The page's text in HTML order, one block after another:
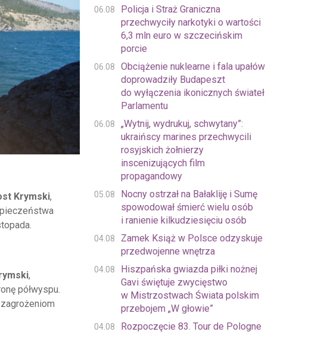
Krymski,
,
półwyspu.
06.08
Policja i Straż Graniczna
przechwyciły narkotyki o wartości
6,3 mln euro w szczecińskim
porcie
06.08
Obciążenie nuklearne i fala upałów
doprowadziły Budapeszt
do wyłączenia ikonicznych świateł
Parlamentu
06.08
„Wytnij, wydrukuj, schwytany”:
ukraińscy marines przechwycili
rosyjskich żołnierzy
inscenizujących film
propagandowy
05.08
Nocny ostrzał na Bałakliję i Sumę
spowodował śmierć wielu osób
i ranienie kilkudziesięciu osób
04.08
Zamek Książ w Polsce odzyskuje
przedwojenne wnętrza
04.08
Hiszpańska gwiazda piłki nożnej
Gavi świętuje zwycięstwo
w Mistrzostwach Świata polskim
przebojem „W głowie”
04.08 Rozpoczęcie 83. Tour de Pologne